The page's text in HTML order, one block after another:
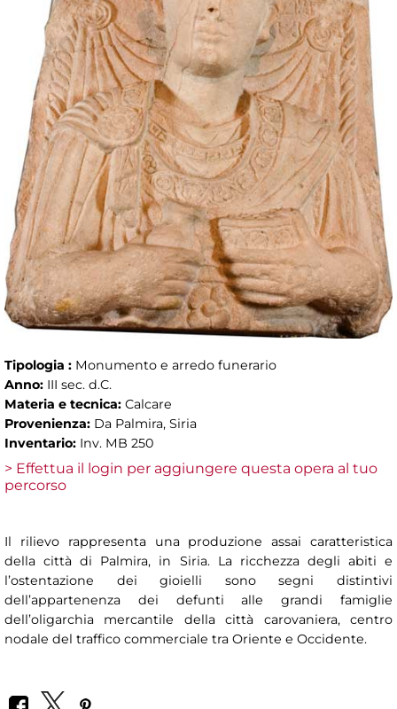
Tipologia : Monumento e arredo funerario
Anno: III sec. d.C.
Materia e tecnica: Calcare
Provenienza: Da Palmira, Siria
Inventario: Inv. MB 250
> Effettua il login per aggiungere questa opera al tuo
percorso
Il rilievo rappresenta una produzione assai caratteristica
della città di Palmira, in Siria. La ricchezza degli abiti e
l’ostentazione dei gioielli sono segni distintivi
dell’appartenenza dei defunti alle grandi famiglie
dell’oligarchia mercantile della città carovaniera, centro
nodale del traffico commerciale tra Oriente e Occidente.